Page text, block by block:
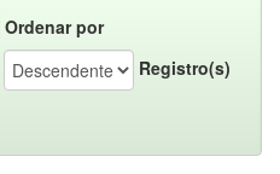
Ordenar por
Registro(s)